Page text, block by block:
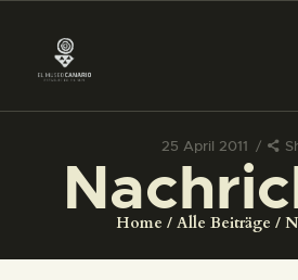
25 April 2011
Home Alle Beiträge
DAS MUSEUM